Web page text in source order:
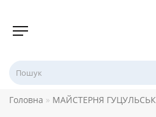
Головна МАЙСТЕРНЯ